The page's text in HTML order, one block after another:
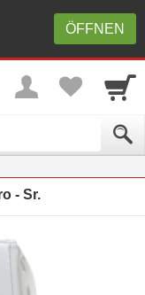
ÖFFNEN
- Sr.